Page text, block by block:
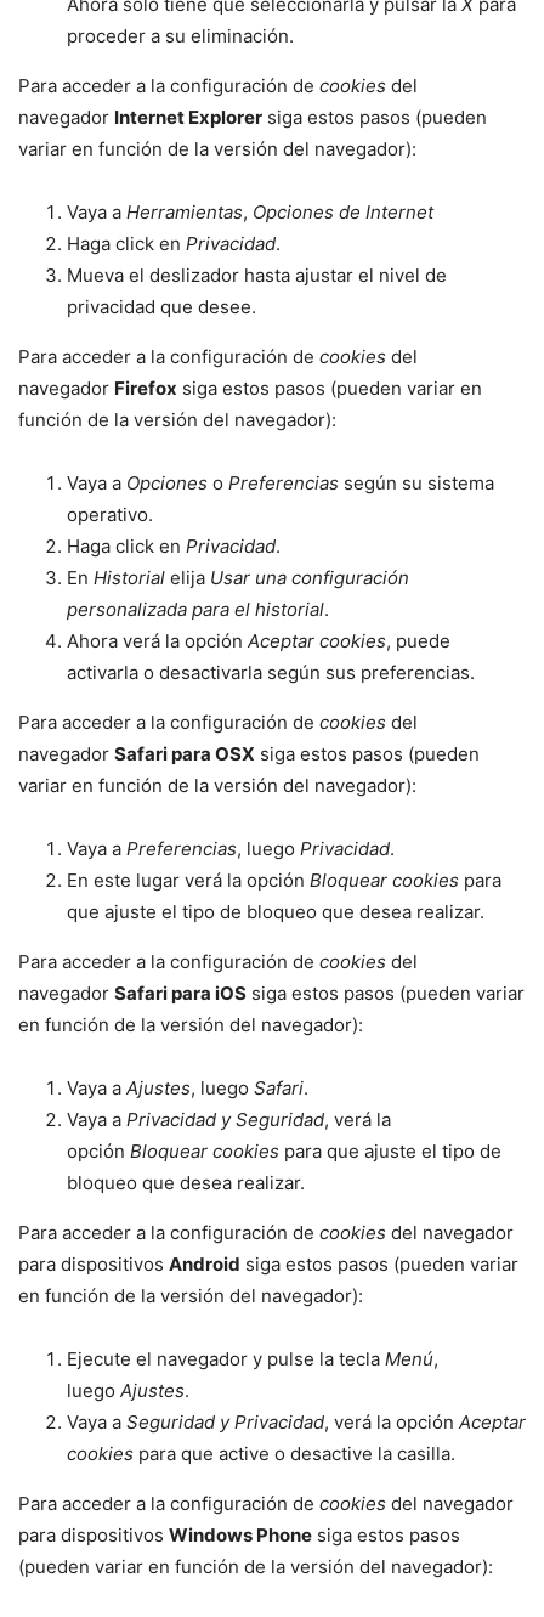
proceder a su eliminación.
Para acceder a la configuración de cookies del
navegador Internet Explorer siga estos pasos (pueden
variar en función de la versión del navegador):
Vaya a Herramientas, Opciones de Internet
Haga click en Privacidad.
Mueva el deslizador hasta ajustar el nivel de
privacidad que desee.
Para acceder a la configuración de cookies del
navegador Firefox siga estos pasos (pueden variar en
función de la versión del navegador):
Vaya a Opciones o Preferencias según su sistema
operativo.
Haga click en Privacidad.
En Historial elija Usar una configuración
personalizada para el historial.
Ahora verá la opción Aceptar cookies, puede
activarla o desactivarla según sus preferencias.
Para acceder a la configuración de cookies del
navegador Safari para OSX siga estos pasos (pueden
variar en función de la versión del navegador):
Vaya a Preferencias, luego Privacidad.
En este lugar verá la opción Bloquear cookies para
que ajuste el tipo de bloqueo que desea realizar.
Para acceder a la configuración de cookies del
navegador Safari para iOS siga estos pasos (pueden variar
en función de la versión del navegador):
Vaya a Ajustes, luego Safari.
Vaya a Privacidad y Seguridad, verá la
opción Bloquear cookies para que ajuste el tipo de
bloqueo que desea realizar.
Para acceder a la configuración de cookies del navegador
para dispositivos Android siga estos pasos (pueden variar
en función de la versión del navegador):
Ejecute el navegador y pulse la tecla Menú,
luego Ajustes.
Vaya a Seguridad y Privacidad, verá la opción Aceptar
cookies para que active o desactive la casilla.
Para acceder a la configuración de cookies del navegador
para dispositivos Windows Phone siga estos pasos
(pueden variar en función de la versión del navegador):